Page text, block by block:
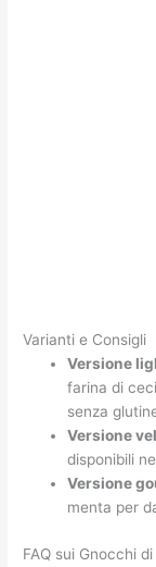
Varianti e Consigli
Versione
farina di
senza
Versione
disponibili
Versione
menta per
FAQ sui Gnocchi